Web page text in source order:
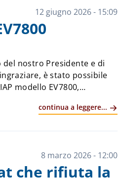
12 giugno 2026 - 15:09
nostro Presidente e di
è stato possibile
modello EV7800,
continua a leggere...
8 marzo 2026 - 12:00
che rifiuta la